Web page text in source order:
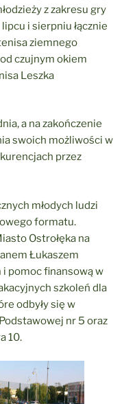
z zakresu gry
i sierpniu łącznie
ziemnego
czujnym okiem
Leszka
a na zakończenie
swoich możliwości w
przez
młodych ludzi
formatu.
Ostrołęka na
Łukaszem
pomoc finansową w
szkoleń dla
odbyły się w
nr 5 oraz
10.